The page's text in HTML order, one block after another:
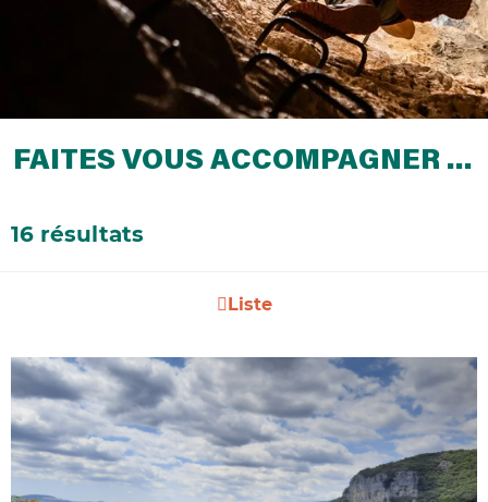
FAITES VOUS ACCOMPAGNER …
16 résultats
Liste